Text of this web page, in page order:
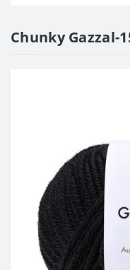
Chunky Gazzal-